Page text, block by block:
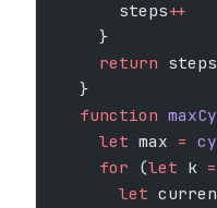
      steps
++
    }
    return
steps
  }
  function
    let
max =
    for
(let k =
      let